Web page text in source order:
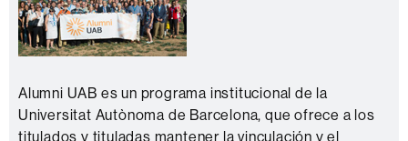
Alumni UAB es un programa institucional de la
Universitat Autònoma de Barcelona, que ofrece a los
titulados y tituladas mantener la vinculación y el